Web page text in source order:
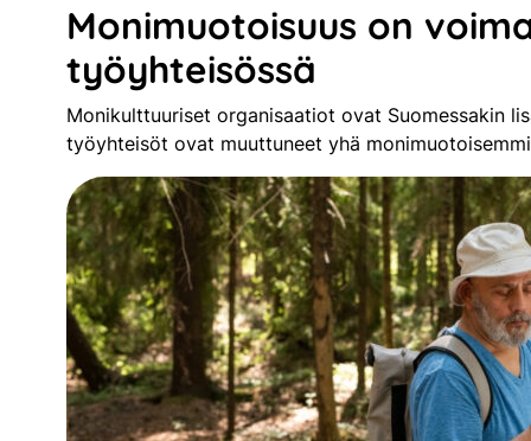
Monimuotoisuus on
työyhteisössä
Monikulttuuriset organisaatiot ovat Suomessakin
työyhteisöt ovat muuttuneet yhä